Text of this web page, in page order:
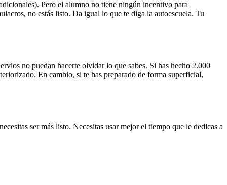
Pero el alumno no tiene ningún incentivo para
no estás listo. Da igual lo que te diga la autoescuela. Tu
no puedan hacerte olvidar lo que sabes. Si has hecho 2.000
En cambio, si te has preparado de forma superficial,
ser más listo. Necesitas usar mejor el tiempo que le dedicas a